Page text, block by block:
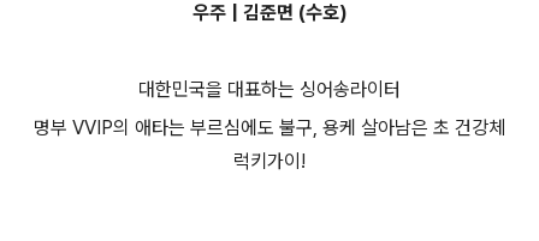
우주 | 김준면 (수호)
대한민국을 대표하는 싱어송라이터
명부 VVIP의 애타는 부르심에도 불구, 용케 살아남은 초 건강체
럭키가이!